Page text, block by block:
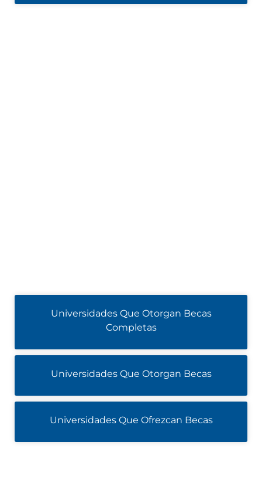
Universidades Que Otorgan Becas
Completas
Universidades Que Otorgan Becas
Universidades Que Ofrezcan Becas